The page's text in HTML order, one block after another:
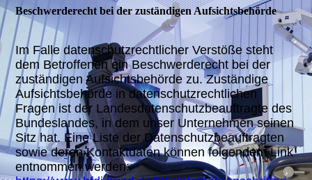
Beschwerderecht bei der zuständigen Aufsichtsbehörde
Im Falle datenschutzrechtlicher Verstöße steht
dem Betroffenen ein Beschwerderecht bei der
zuständigen Aufsichtsbehörde zu. Zuständige
Aufsichtsbehörde in datenschutzrechtlichen
Fragen ist der Landesdatenschutzbeauftragte des
Bundeslandes, in dem unser Unternehmen seinen
Sitz hat. Eine Liste der Datenschutzbeauftragten
sowie deren Kontaktdaten können folgendem Link
entnommen werden: